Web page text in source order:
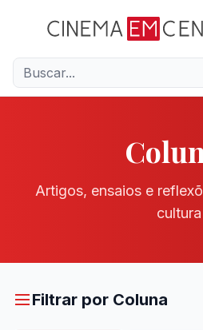
Artigos, ensaios e
cultura
Filtrar por Coluna